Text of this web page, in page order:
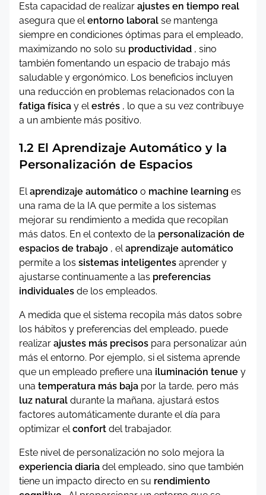
Esta capacidad de realizar ajustes en tiempo real
asegura que elentorno laboral se mantenga
siempre en condiciones óptimas para el empleado,
maximizando no solo su productividad , sino
también fomentando un espacio de trabajo más
saludable y ergonómico. Los beneficios incluyen
una reducción en problemas relacionados con la
fatiga física y elestrés , lo que a su vez contribuye
a un ambiente más positivo.
1.2 El Aprendizaje Automático y la
Personalización de Espacios
Elaprendizaje automático o machine learning es
una rama de la IA que permite a los sistemas
mejorar su rendimiento a medida que recopilan
más datos. En el contexto de la personalización de
espacios de trabajo , elaprendizaje automático
permite a los sistemas inteligentes aprender y
ajustarse continuamente a las preferencias
individuales de los empleados.
A medida que el sistema recopila más datos sobre
los hábitos y preferencias del empleado, puede
realizar ajustes más precisos para personalizar aún
más el entorno. Por ejemplo, si el sistema aprende
que un empleado prefiere una iluminación tenue y
una temperatura más baja por la tarde, pero más
luz natural durante la mañana, ajustará estos
factores automáticamente durante el día para
optimizar elconfort del trabajador.
Este nivel de personalización no solo mejora la
experiencia diaria del empleado, sino que también
tiene un impacto directo en su rendimiento